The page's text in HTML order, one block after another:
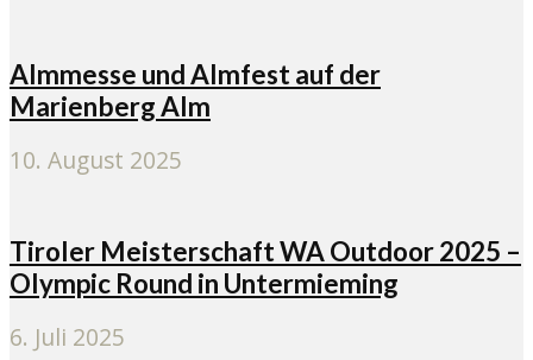
Almmesse und Almfest auf der
Marienberg Alm
10. August 2025
Tiroler Meisterschaft WA Outdoor 2025 –
Olympic Round in Untermieming
6. Juli 2025